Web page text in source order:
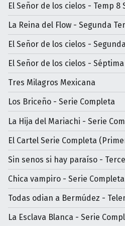
El Señor de los cielos - Temp 8
La Reina del Flow - Segunda
El Señor de los cielos -
El Señor de los cielos -
Tres Milagros Mexicana
Los Briceño - Serie Completa
La Hija del Mariachi - Serie
El Cartel Serie Completa
Sin senos si hay paraíso -
Chica vampiro - Serie Completa
Todas odian a Bermúdez -
La Esclava Blanca - Serie